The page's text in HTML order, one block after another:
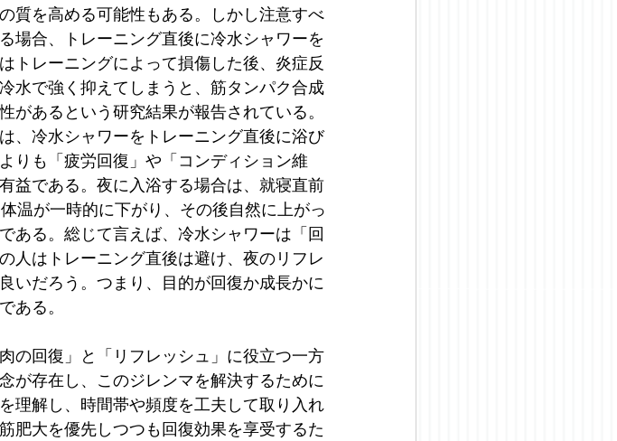
質を高める可能性もある。しかし注意すべ
場合、トレーニング直後に冷水シャワーを
トレーニングによって損傷した後、炎症反
水で強く抑えてしまうと、筋タンパク合成
があるという研究結果が報告されている。
、冷水シャワーをトレーニング直後に浴び
りも「疲労回復」や「コンディション維
益である。夜に入浴する場合は、就寝直前
温が一時的に下がり、その後自然に上がっ
ある。総じて言えば、冷水シャワーは「回
人はトレーニング直後は避け、夜のリフレ
いだろう。つまり、目的が回復か成長かに
ある。
の回復」と「リフレッシュ」に役立つ一方
が存在し、このジレンマを解決するために
理解し、時間帯や頻度を工夫して取り入れ
肥大を優先しつつも回復効果を享受するた